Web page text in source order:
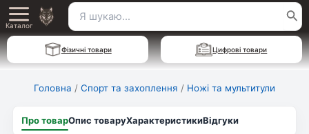
Перейти
до
вмісту
Main
Menu
Каталог
Пошук
для:
Фізичні товари Цифрові товари
Головна / Спорт та захоплення / Ножі та мультитули
Про товарОпис товаруХарактеристикиВідгуки